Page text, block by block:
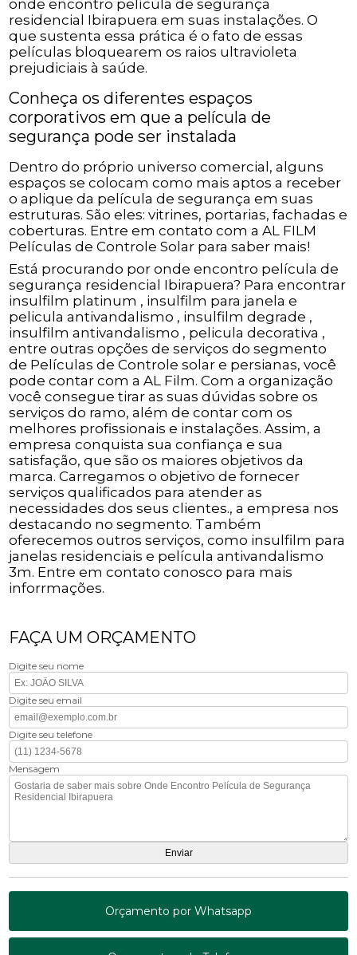
onde encontro película de segurança
residencial Ibirapuera em suas instalações. O
que sustenta essa prática é o fato de essas
películas bloquearem os raios ultravioleta
prejudiciais à saúde.
Conheça os diferentes espaços
corporativos em que a película de
segurança pode ser instalada
Dentro do próprio universo comercial, alguns
espaços se colocam como mais aptos a receber
o aplique da película de segurança em suas
estruturas. São eles: vitrines, portarias, fachadas e
coberturas. Entre em contato com a AL FILM
Películas de Controle Solar para saber mais!
Está procurando por onde encontro película de
segurança residencial Ibirapuera? Para encontrar
insulfilm platinum , insulfilm para janela e
pelicula antivandalismo , insulfilm degrade ,
insulfilm antivandalismo , pelicula decorativa ,
entre outras opções de serviços do segmento
de Películas de Controle solar e persianas, você
pode contar com a AL Film. Com a organização
você consegue tirar as suas dúvidas sobre os
serviços do ramo, além de contar com os
melhores profissionais e instalações. Assim, a
empresa conquista sua confiança e sua
satisfação, que são os maiores objetivos da
marca. Carregamos o objetivo de fornecer
serviços qualificados para atender as
necessidades dos seus clientes., a empresa nos
destacando no segmento. Também
oferecemos outros serviços, como insulfilm para
janelas residenciais e película antivandalismo
3m. Entre em contato conosco para mais
inforrmações.
FAÇA UM ORÇAMENTO
Digite seu nome
Digite seu email
Digite seu telefone
Mensagem
Orçamento por Whatsapp